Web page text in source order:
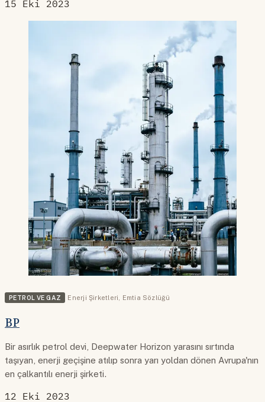
15 Eki 2023
PETROL VE GAZ Enerji Şirketleri Emtia Sözlüğü
BP
Bir asırlık petrol devi, Deepwater Horizon yarasını sırtında
taşıyan, enerji geçişine atılıp sonra yarı yoldan dönen Avrupa'nın
en çalkantılı enerji şirketi.
12 Eki 2023